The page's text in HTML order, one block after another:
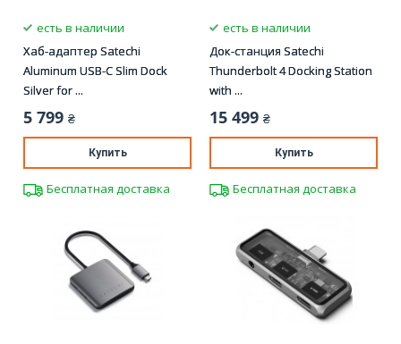
есть в наличии
Хаб-адаптер Satechi
Aluminum USB-C Slim Dock
Silver for ...
5 799 ₴
Купить
Бесплатная доставка
есть в наличии
Док-станция Satechi
Thunderbolt 4 Docking Station
with ...
15 499 ₴
Купить
Бесплатная доставка